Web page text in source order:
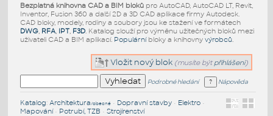
Bezplatná knihovna CAD a BIM blokůpro AutoCAD, AutoCAD LT, Revit,
Inventor, Fusion 360 a další 2D a 3D CAD aplikace firmy Autodesk.
CAD bloky, modely, rodiny a soubory jsou ke stažení ve formátech
DWG, RFA, IPT, F3D. Katalog slouží pro výměnu užitečných bloků mezi
uživateli CAD a BIM aplikací. Populárníbloky a knihovny výrobců.
Vložit nový blok (musíte být přihlášeni)
Podrobné hledání Nápověda
Katalog: Architektura/obecné• Dopravní stavby• Elektro•
Mapování• Potrubí, TZB • Strojírenství